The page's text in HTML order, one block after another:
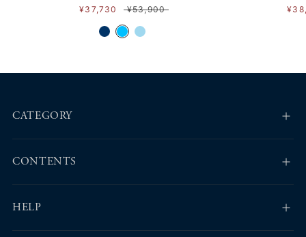
¥37,730
¥53,900
CATEGORY
CONTENTS
HELP